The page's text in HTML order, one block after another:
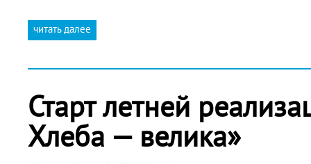
читать далее
Старт летней
Хлеба — велика»